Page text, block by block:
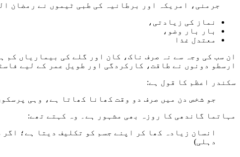
جرمنی، امریکہ اور برطانیہ کی طبی ٹیموں نے رمضان
نماز کی زیادتی،
بار بار وضو،
معتدل غذا
ان سب کی وجہ سے نہ صرف ناک، کان اور گلے کی بیماریاں
ارسطو دونوں نے طاقت، کارکردگی اور طویل عمر کے لیے
سکندر اعظم کا قول ہے:
جو شخص دن میں صرف دو وقت کھانا کھاتا ہے، وہی
مہاتما گاندھی کا روزہ بھی مشہور ہے۔ وہ کہتے تھے:
انسان زیادہ کھا کر اپنے جسم کو تکلیف دیتا ہے؛
دہلی)